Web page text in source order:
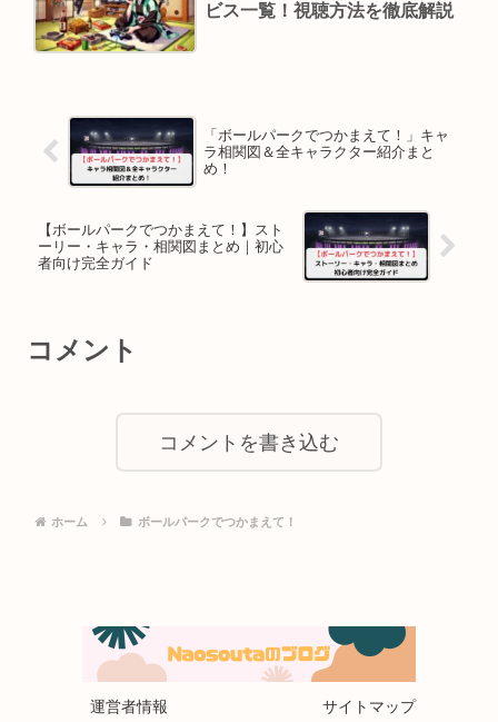
ビス一覧！視聴方法を徹底解説
「ボールパークでつかまえて！」キャ
ラ相関図＆全キャラクター紹介まと
め！
【ボールパークでつかまえて！】スト
ーリー・キャラ・相関図まとめ｜初心
者向け完全ガイド
コメント
コメントを書き込む
ホーム ボールパークでつかまえて！
運営者情報
サイトマップ